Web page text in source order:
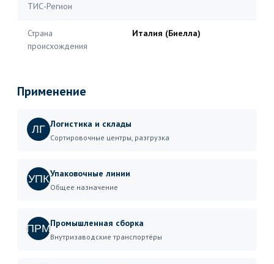
ТИС-Регион
Страна
происхождения
Италия (Биелла)
Применение
ЛГ Логистика и склады
Сортировочные центры, разгрузка
УПКУпаковочные линии
Общее назначение
ПРМПромышленная сборка
Внутризаводские транспортёры